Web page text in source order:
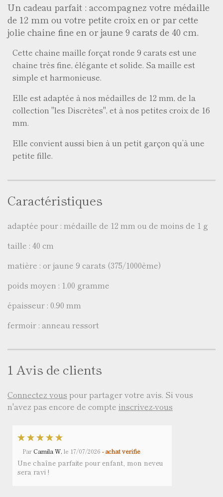
Un cadeau parfait : accompagnez votre médaille
de 12 mm ou votre petite croix en or par cette
jolie chaine fine en or jaune 9 carats de 40 cm.
Cette chaine maille forçat ronde 9 carats est une
chaine très fine, élégante et solide. Sa maille est
simple et harmonieuse.
Elle est adaptée à nos médailles de 12 mm, de la
collection "les Discrètes", et à nos petites croix de 16
mm.
Elle convient aussi bien à un petit garçon qu’à une
petite fille.
Caractéristiques
adaptée pour : médaille de 12 mm ou de moins de 1 g
taille : 40 cm
matière : or jaune 9 carats (375/1000ème)
poids moyen : 1.00 gramme
épaisseur : 0.90 mm
fermoir : anneau ressort
1 Avis de clients
Connectez vous pour partager votre avis. Si vous
n'avez pas encore de compte inscrivez-vous
Par Camila W. le 17/07/2026 - achat vérifié
Une chaîne parfaite pour enfant, mon neveu
sera ravi !